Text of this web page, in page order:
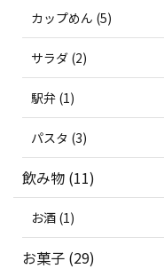
カップめん (5)
サラダ (2)
駅弁 (1)
パスタ (3)
飲み物 (11)
お酒 (1)
お菓子 (29)